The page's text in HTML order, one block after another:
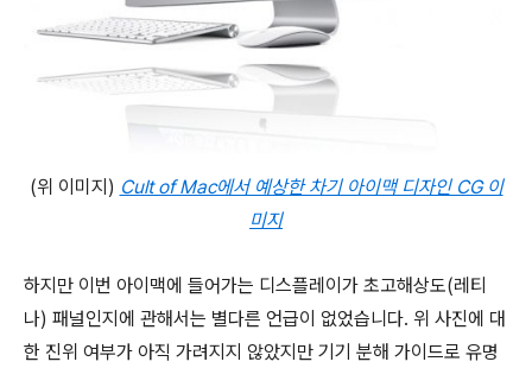
(위 이미지) Cult of Mac에서 예상한 차기 아이맥 디자인 CG 이
미지
하지만 이번 아이맥에 들어가는 디스플레이가 초고해상도(레티
나) 패널인지에 관해서는 별다른 언급이 없었습니다. 위 사진에 대
한 진위 여부가 아직 가려지지 않았지만 기기 분해 가이드로 유명